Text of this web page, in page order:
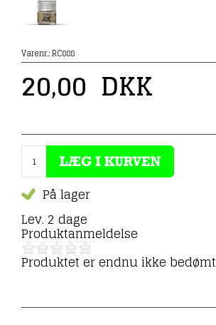
Varenr.:RC088
20,00 DKK
På lager
Lev. 2 dage
Produktanmeldelse
Produktet er endnu ikke bedømt